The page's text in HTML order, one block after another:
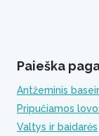
Paieška
Antžeminis
Pripučiamos
Valtys ir baidarės